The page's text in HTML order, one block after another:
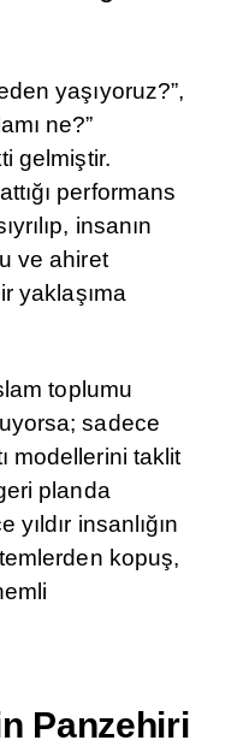
yaşıyoruz?”,
ne?”
gelmiştir.
performans
insanın
ve ahiret
yaklaşıma
toplumu
sadece
modellerini taklit
planda
yıldır insanlığın
kopuş,
Panzehiri